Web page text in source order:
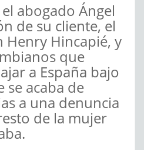
abogado Ángel
de su cliente, el
Henry Hincapié, y
que
a España bajo
se acaba de
a una denuncia
de la mujer